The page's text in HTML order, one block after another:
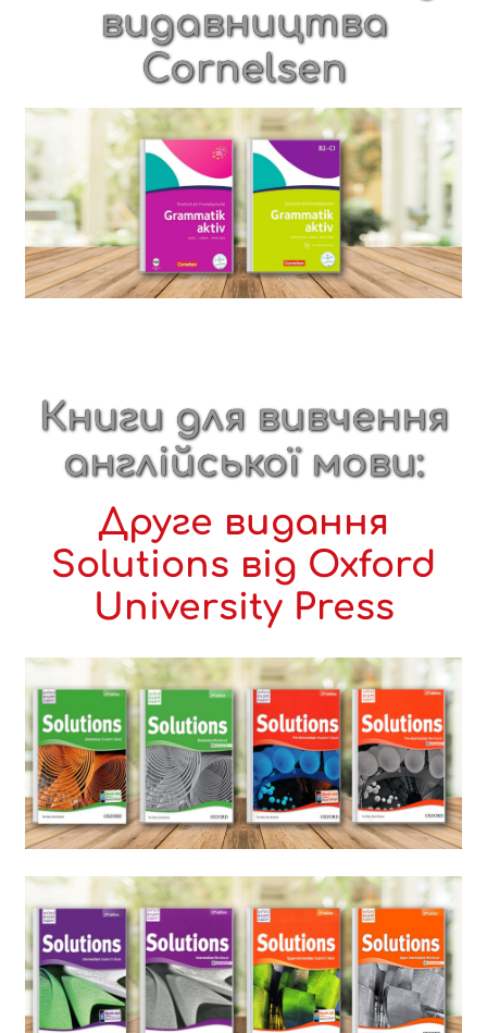
видавництва
Cornelsen
Книги для вивчення
англійської мови:
Друге видання
Solutions від Oxford
University Press